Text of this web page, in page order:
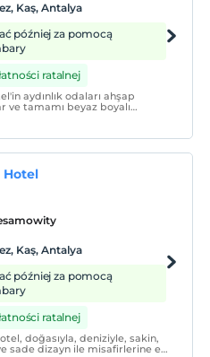
Kaş, Antalya
później za pomocą
ratalnej
aydınlık odaları ahşap
ve tamamı beyaz boyalı
biri LED TV, ücretsiz Wi-Fi
ve oturma alanıyla
Hotel
Kaş, Antalya
później za pomocą
ratalnej
doğasıyla, deniziyle, sakin,
sade dizayn ile misafirlerine ev